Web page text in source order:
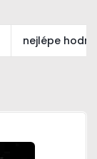
nejlépe